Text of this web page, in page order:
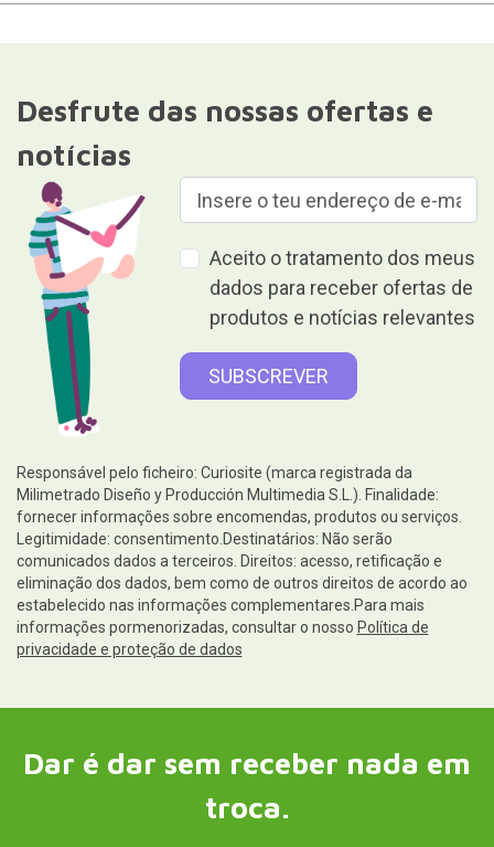
Desfrute das nossas ofertas e
notícias
Aceito o tratamento dos meus
dados para receber ofertas de
produtos e notícias relevantes
Responsável pelo ficheiro: Curiosite (marca registrada da
Milimetrado Diseño y Producción Multimedia S.L.). Finalidade:
fornecer informações sobre encomendas, produtos ou serviços.
Legitimidade: consentimento.Destinatários: Não serão
comunicados dados a terceiros. Direitos: acesso, retificação e
eliminação dos dados, bem como de outros direitos de acordo ao
estabelecido nas informações complementares.Para mais
informações pormenorizadas, consultar o nosso Política de
privacidade e proteção de dados
Dar é dar sem receber nada em
troca.